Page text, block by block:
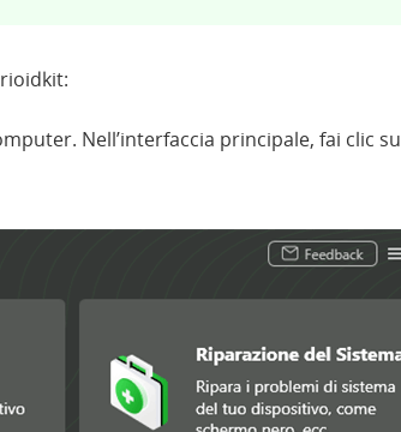
Nell’interfaccia principale, fai clic su